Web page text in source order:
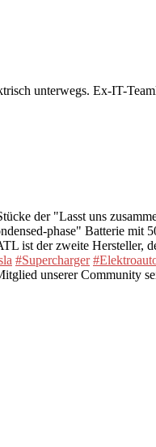
unterwegs. Ex-IT-
der "Lasst uns
phase" Batterie
ist der zweite Hersteller,
#Supercharger
unserer Community